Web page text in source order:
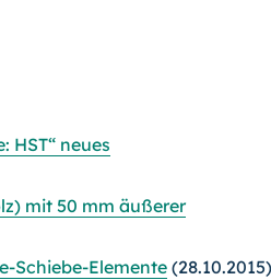
HST“ neues
mit 50 mm äußerer
Schiebe-Elemente (28.10.2015)